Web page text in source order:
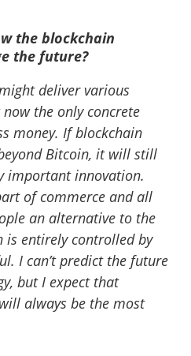
the blockchain
the future?
deliver various
the only concrete
money. If blockchain
Bitcoin, it will still
important innovation.
of commerce and all
an alternative to the
is entirely controlled by
I can’t predict the future
but I expect that
always be the most